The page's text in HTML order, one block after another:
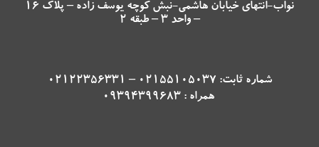
نواب-انتهای خیابان هاشمی-نبش کوچه یوسف زاده – پلاک 16
– واحد 3 – طبقه 2
شماره ثابت: 02155105037 – 02122356331
همراه : 09394399683